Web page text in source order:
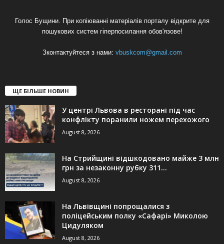
Голос Бущини. При копіюванні матеріалів порталу відкрите для
пошукових систем гіперпосилання обов'язове!
Зконтактуйтеся з нами: vbuskcom@gmail.com
ЩЕ БІЛЬШЕ НОВИН
У центрі Львова в ресторані під час
конфлікту поранили ножем перехожого
August 8, 2026
На Стрийщині відшкодовано майже 3 млн
грн за незаконну рубку 311...
August 8, 2026
На Львівщині попрощалися з
поліцейським полку «Сафарі» Миколою
Цидуляком
August 8, 2026